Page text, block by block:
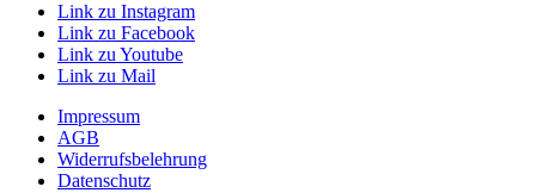
Link zu Instagram
Link zu Facebook
Link zu Youtube
Link zu Mail
Impressum
AGB
Widerrufsbelehrung
Datenschutz